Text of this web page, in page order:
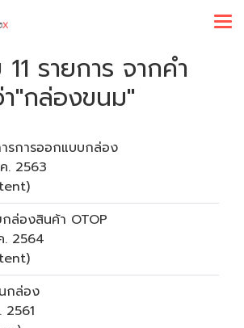
รายการ จากคำ
"กล่องขนม"
รการออกแบบกล่อง
. 2563
กล่องสินค้า OTOP
. 2564
กล่อง
2561